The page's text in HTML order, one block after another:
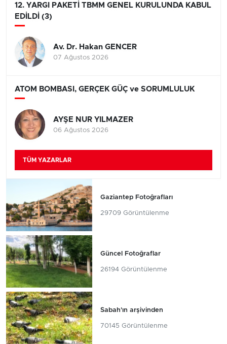
12. YARGI PAKETİ TBMM GENEL KURULUNDA KABUL
EDİLDİ (3)
Av. Dr. Hakan GENCER
07 Ağustos 2026
ATOM BOMBASI, GERÇEK GÜÇ ve SORUMLULUK
AYŞE NUR YILMAZER
06 Ağustos 2026
TÜM YAZARLAR
Gaziantep Fotoğrafları
29709 Görüntülenme
Güncel Fotoğraflar
26194 Görüntülenme
Sabah'ın arşivinden
70145 Görüntülenme